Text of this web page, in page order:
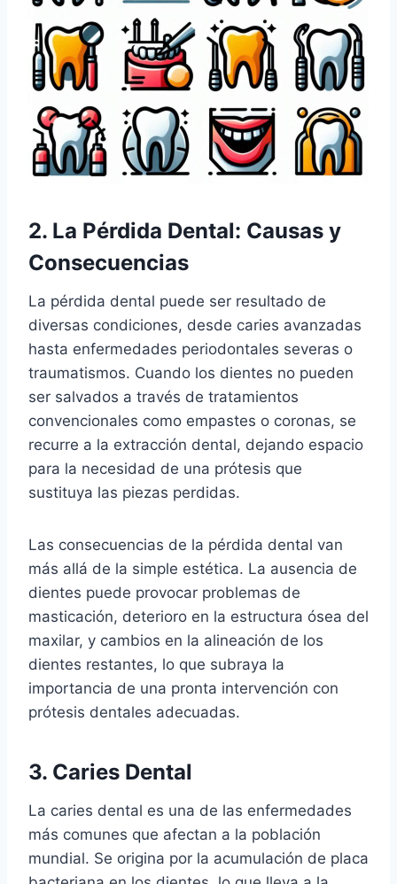
2. La Pérdida Dental: Causas y
Consecuencias
La pérdida dental puede ser resultado de
diversas condiciones, desde caries avanzadas
hasta enfermedades periodontales severas o
traumatismos. Cuando los dientes no pueden
ser salvados a través de tratamientos
convencionales como empastes o coronas, se
recurre a la extracción dental, dejando espacio
para la necesidad de una prótesis que
sustituya las piezas perdidas.
Las consecuencias de la pérdida dental van
más allá de la simple estética. La ausencia de
dientes puede provocar problemas de
masticación, deterioro en la estructura ósea del
maxilar, y cambios en la alineación de los
dientes restantes, lo que subraya la
importancia de una pronta intervención con
prótesis dentales adecuadas.
3. Caries Dental
La caries dental es una de las enfermedades
más comunes que afectan a la población
mundial. Se origina por la acumulación de placa